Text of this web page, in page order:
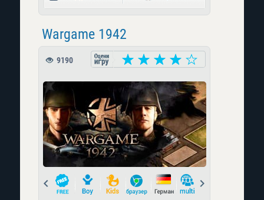
Wargame 1942
9190
Prev